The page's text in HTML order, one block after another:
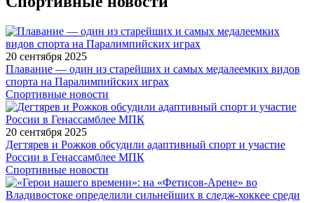
20 сентября 2025
Плавание — один из старейших и самых медалеемких видов
спорта на Паралимпийских играх
Спортивные новости
20 сентября 2025
Дегтярев и Рожков обсудили адаптивный спорт и участие
России в Генассамблее МПК
Спортивные новости